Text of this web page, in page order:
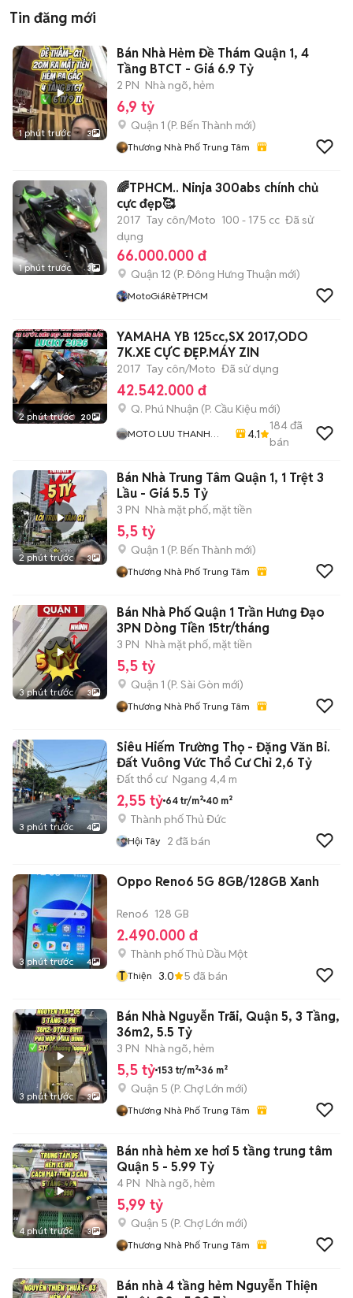
Tin đăng mới
1 phút trước 3
Bán Nhà Hẻm Đề Thám Quận 1, 4
Tầng BTCT - Giá 6.9 Tỷ
2 PN Nhà ngõ, hẻm
6,9 tỷ
Quận 1 (P. Bến Thành mới)
Thương Nhà Phố Trung Tâm
1 phút trước 3
🌈TPHCM.. Ninja 300abs chính chủ
cực đẹp🥰
2017 Tay côn/Moto 100 - 175 cc Đã sử
dụng
66.000.000 đ
Quận 12 (P. Đông Hưng Thuận mới)
MotoGiáRẻTPHCM
2 phút trước 20
YAMAHA YB 125cc,SX 2017,ODO
7K.XE CỰC ĐẸP.MÁY ZIN
2017 Tay côn/Moto Đã sử dụng
42.542.000 đ
Q. Phú Nhuận (P. Cầu Kiệu mới)
MOTO LUU THANH
Hoang Van Thu , PN ,
TPHCM
4.1
184đã
bán
2 phút trước 3
Bán Nhà Trung Tâm Quận 1, 1 Trệt 3
Lầu - Giá 5.5 Tỷ
3 PN Nhà mặt phố, mặt tiền
5,5 tỷ
Quận 1 (P. Bến Thành mới)
Thương Nhà Phố Trung Tâm
3 phút trước 3
Bán Nhà Phố Quận 1 Trần Hưng Đạo
3PN Dòng Tiền 15tr/tháng
3 PN Nhà mặt phố, mặt tiền
5,5 tỷ
Quận 1 (P. Sài Gòn mới)
Thương Nhà Phố Trung Tâm
3 phút trước 4
Siêu Hiếm Trường Thọ - Đặng Văn Bi.
Đất Vuông Vức Thổ Cư Chỉ 2,6 Tỷ
Đất thổ cư Ngang 4,4 m
2,55 tỷ 64 tr/m² 40 m²
Thành phố Thủ Đức
Hội Tây 2 đã bán
3 phút trước 4
Oppo Reno6 5G 8GB/128GB Xanh
Reno6 128 GB
2.490.000 đ
Thành phố Thủ Dầu Một
T Thiện 3.0 5 đã bán
3 phút trước 3
Bán Nhà Nguyễn Trãi, Quận 5, 3 Tầng,
36m2, 5.5 Tỷ
3 PN Nhà ngõ, hẻm
5,5 tỷ 153 tr/m² 36 m²
Quận 5 (P. Chợ Lớn mới)
Thương Nhà Phố Trung Tâm
4 phút trước 3
Bán nhà hẻm xe hơi 5 tầng trung tâm
Quận 5 - 5.99 Tỷ
4 PN Nhà ngõ, hẻm
5,99 tỷ
Quận 5 (P. Chợ Lớn mới)
Thương Nhà Phố Trung Tâm
Bán nhà 4 tầng hẻm Nguyễn Thiện